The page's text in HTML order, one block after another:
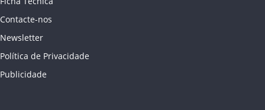
Contacte-nos
Newsletter
Política de Privacidade
Publicidade